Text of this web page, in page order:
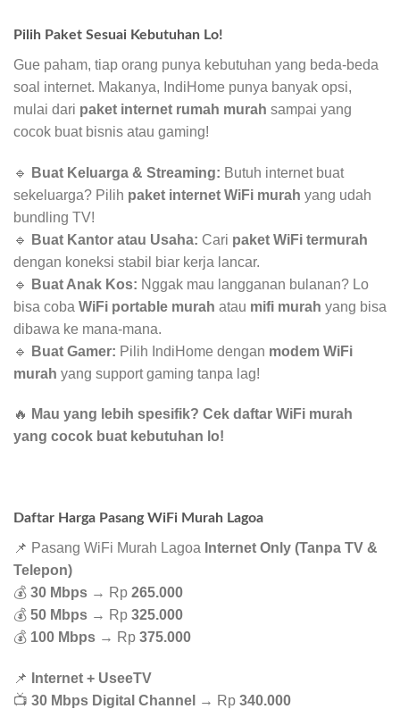
Pilih Paket Sesuai Kebutuhan Lo!
Gue paham, tiap orang punya kebutuhan yang beda-beda
soal internet. Makanya, IndiHome punya banyak opsi,
mulai dari paket internet rumah murah sampai yang
cocok buat bisnis atau gaming!
🔹 Buat Keluarga & Streaming: Butuh internet buat
sekeluarga? Pilih paket internet WiFi murah yang udah
bundling TV!
🔹
Buat Kantor atau Usaha: Cari paket WiFi termurah
dengan koneksi stabil biar kerja lancar.
🔹
Buat Anak Kos: Nggak mau langganan bulanan? Lo
bisa coba WiFi portable murah atau mifi murah yang bisa
dibawa ke mana-mana.
🔹
Buat Gamer: Pilih IndiHome dengan modem WiFi
murah yang support gaming tanpa lag!
🔥 Mau yang lebih spesifik? Cek daftar WiFi murah
yang cocok buat kebutuhan lo!
Daftar Harga Pasang WiFi Murah Lagoa
📌 Pasang WiFi Murah Lagoa Internet Only (Tanpa TV &
Telepon)
💰 30 Mbps → Rp 265.000
💰 50 Mbps → Rp 325.000
💰 100 Mbps → Rp 375.000
📌
Internet + UseeTV
📺 30 Mbps Digital Channel → Rp 340.000